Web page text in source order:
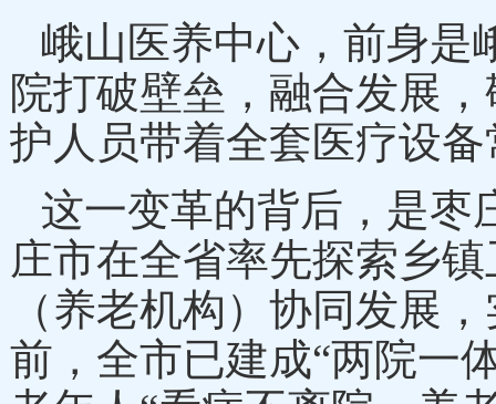
峨山医养中心，前身是
院打破壁垒，融合发展
护人员带着全套医疗设
这一变革的背后，是枣
庄市在全省率先探索乡
（养老机构）协同发展
前，全市已建成“两院一